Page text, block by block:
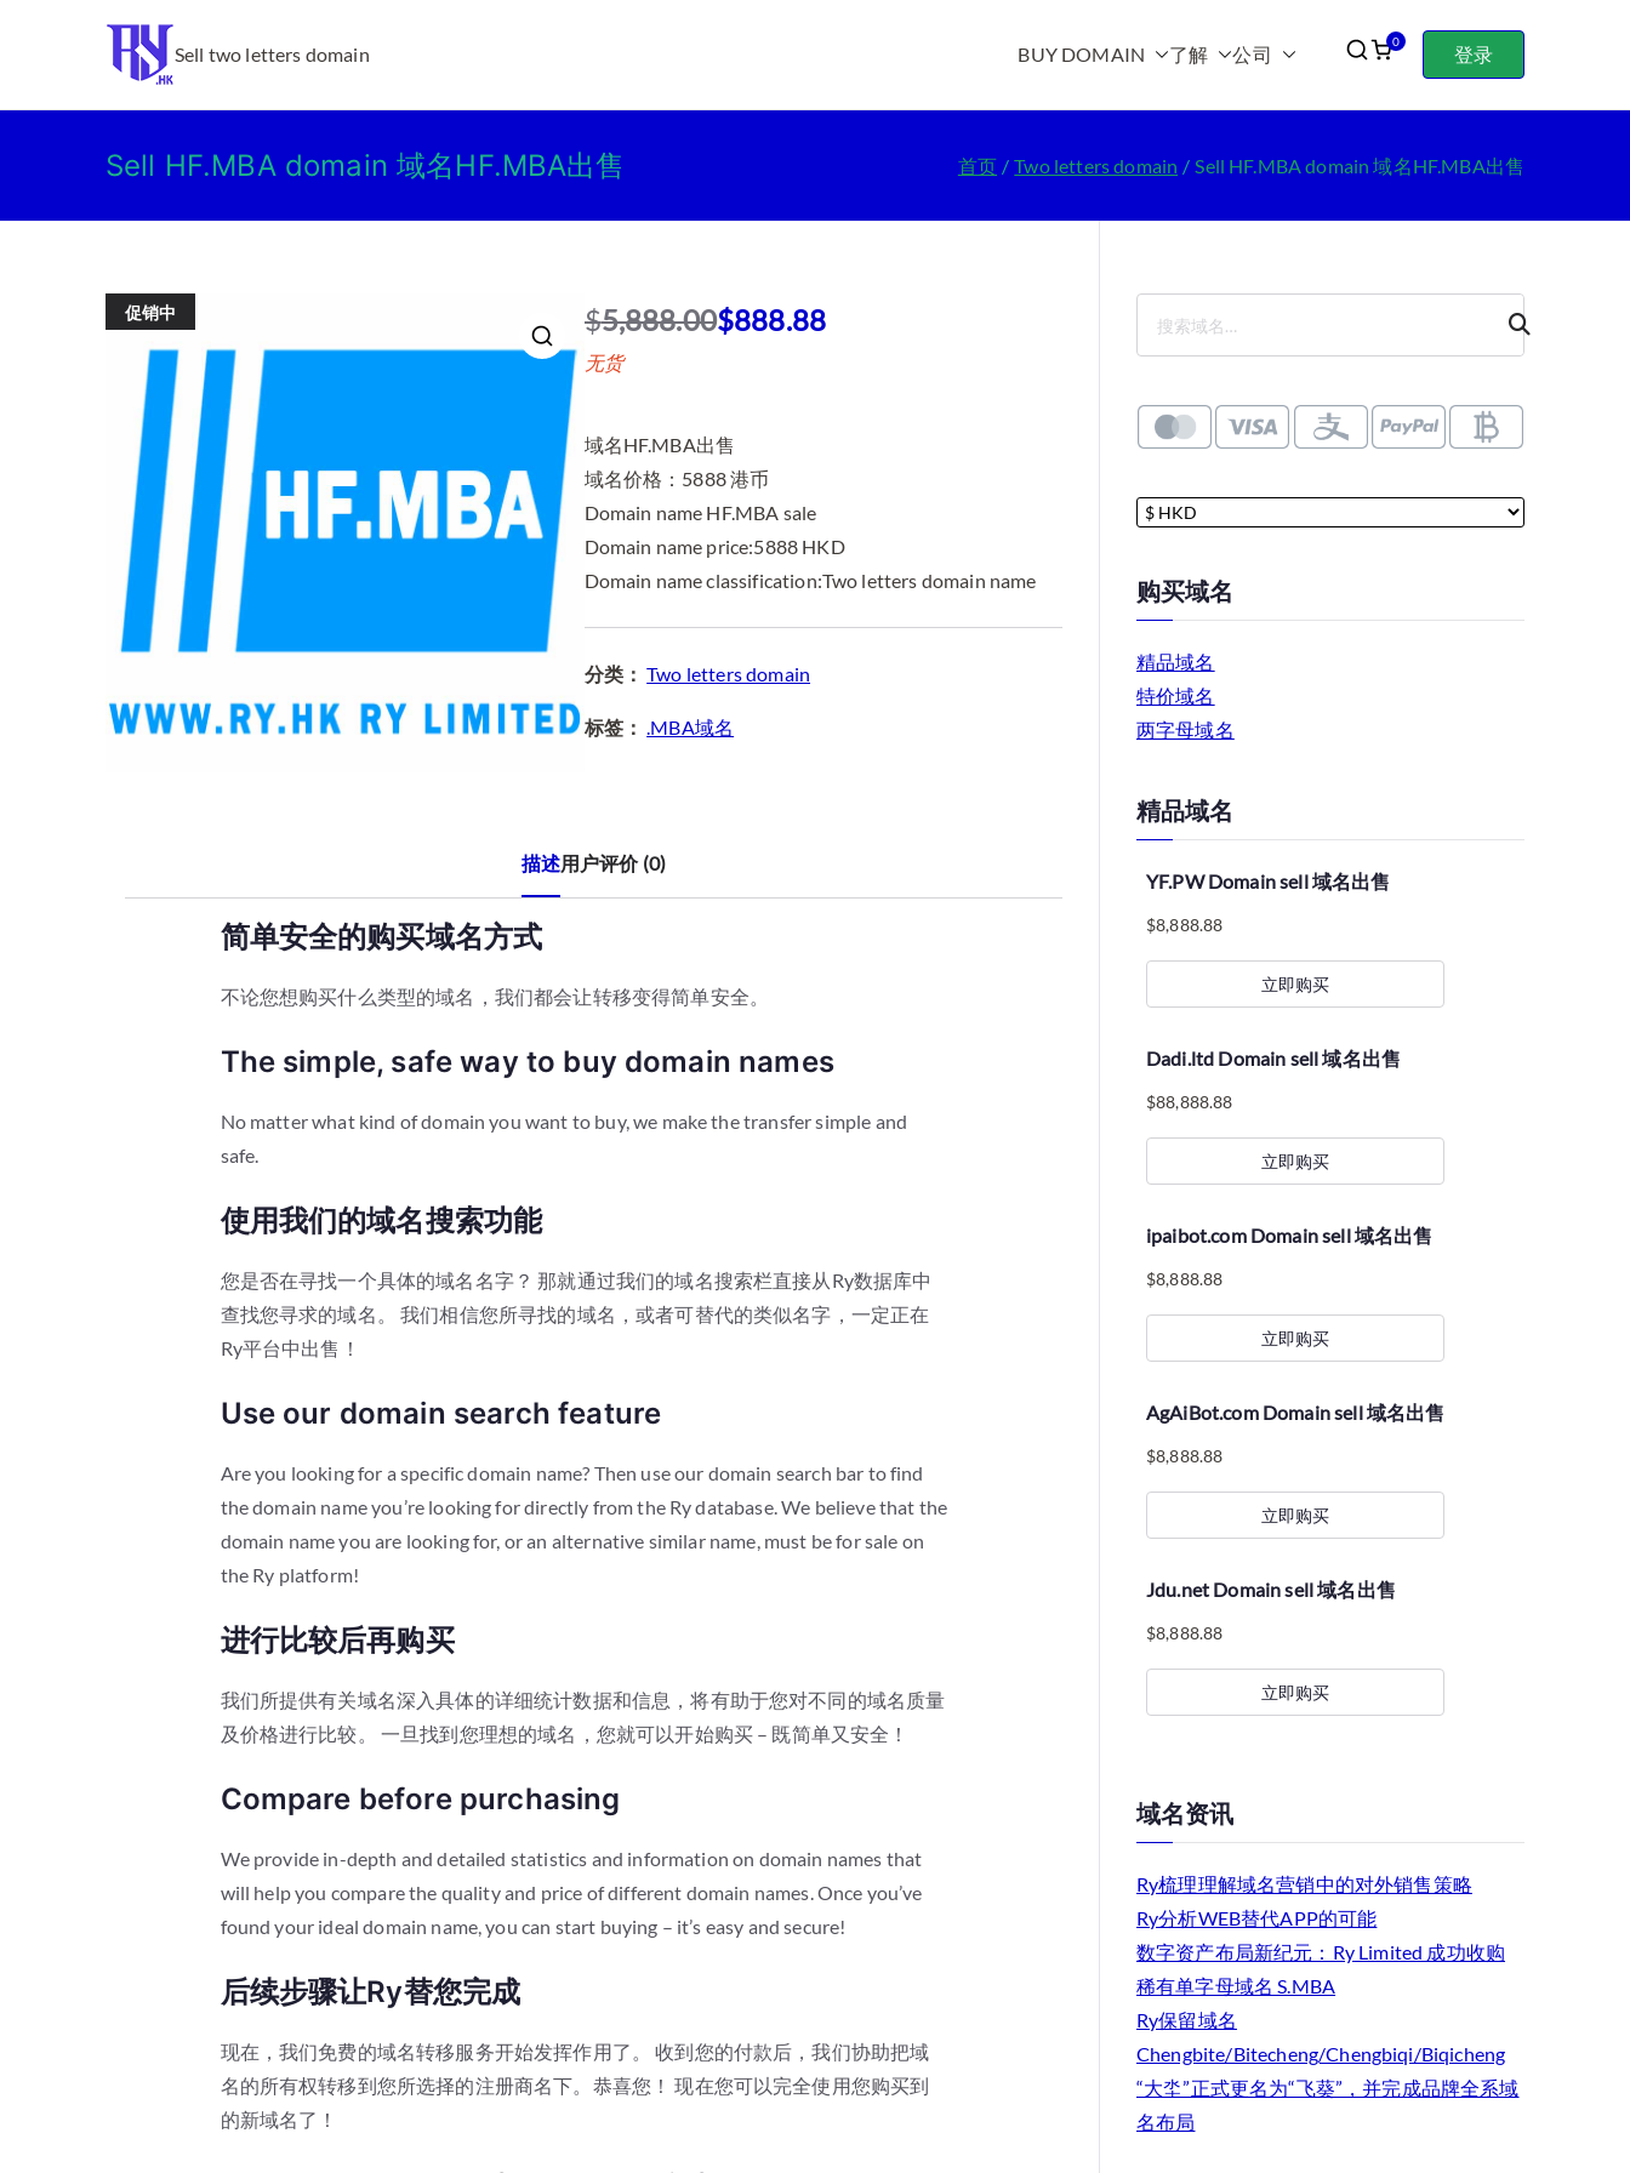
内
Ry.hk
Sell two letters domain BUY DOMAIN 了解 公司
0
登录
Sell HF.MBA domain 域名HF.MBA出售 首页 Two letters domain Sell HF.MBA domain 域名HF.MBA出售
促销中 $5,888.00
原
价
$
5
8
8
0
。
$888.88
当
前
为
：
$
8
8
8
。
域名HF.MBA出售
域名价格：5888 港币
Domain name HF.MBA sale
Domain name price:5888 HKD
Domain name classification:Two letters domain name
无货
分类：Two letters domain
标签：.MBA域名
描述用户评价 (0)
简单安全的购买域名方式
不论您想购买什么类型的域名，我们都会让转移变得简单安全。
The simple, safe way to buy domain names
No matter what kind of domain you want to buy, we make the transfer simple and
safe.
使用我们的域名搜索功能
您是否在寻找一个具体的域名名字？ 那就通过我们的域名搜索栏直接从Ry数据库中
查找您寻求的域名。 我们相信您所寻找的域名，或者可替代的类似名字，一定正在
Ry平台中出售！
Use our domain search feature
Are you looking for a specific domain name? Then use our domain search bar to find
the domain name you’re looking for directly from the Ry database. We believe that the
domain name you are looking for, or an alternative similar name, must be for sale on
the Ry platform!
进行比较后再购买
我们所提供有关域名深入具体的详细统计数据和信息，将有助于您对不同的域名质量
及价格进行比较。 一旦找到您理想的域名，您就可以开始购买 – 既简单又安全！
Compare before purchasing
We provide in-depth and detailed statistics and information on domain names that
will help you compare the quality and price of different domain names. Once you’ve
found your ideal domain name, you can start buying – it’s easy and secure!
后续步骤让Ry替您完成
现在，我们免费的域名转移服务开始发挥作用了。 收到您的付款后，我们协助把域
名的所有权转移到您所选择的注册商名下。恭喜您！ 现在您可以完全使用您购买到
的新域名了！
购买域名
精品域名
特价域名
两字母域名
精品域名
YF.PW Domain sell 域名出售
$8,888.88
立即购买
Dadi.ltd Domain sell 域名出售
$88,888.88
立即购买
ipaibot.com Domain sell 域名出售
$8,888.88
立即购买
AgAiBot.com Domain sell 域名出售
$8,888.88
立即购买
Jdu.net Domain sell 域名出售
$8,888.88
立即购买
域名资讯
Ry梳理理解域名营销中的对外销售策略
Ry分析WEB替代APP的可能
数字资产布局新纪元：Ry Limited 成功收购
稀有单字母域名 S.MBA
Ry保留域名
Chengbite/Bitecheng/Chengbiqi/Biqicheng
“大坔”正式更名为“飞葵”，并完成品牌全系域
名布局